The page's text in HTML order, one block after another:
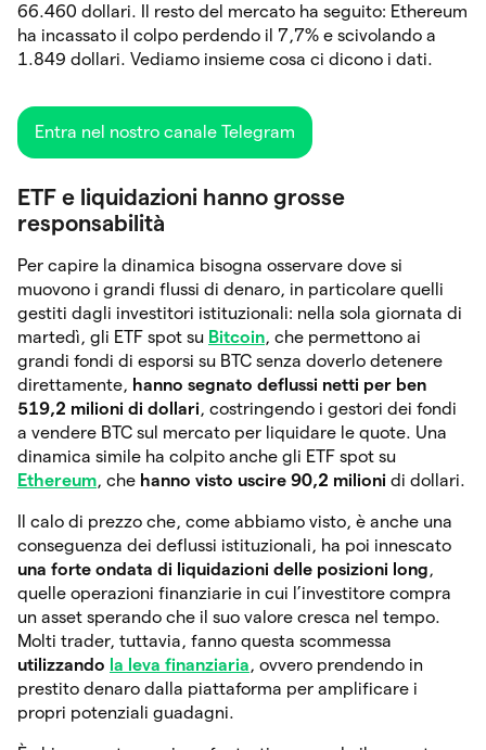
66.460 dollari. Il resto del mercato ha seguito: Ethereum
ha incassato il colpo perdendo il 7,7% e scivolando a
1.849 dollari. Vediamo insieme cosa ci dicono i dati.
Entra nel nostro canale Telegram
ETF e liquidazioni hanno grosse
responsabilità
Per capire la dinamica bisogna osservare dove si
muovono i grandi flussi di denaro, in particolare quelli
gestiti dagli investitori istituzionali: nella sola giornata di
martedì, gli ETF spot su Bitcoin, che permettono ai
grandi fondi di esporsi su BTC senza doverlo detenere
direttamente, hanno segnato deflussi netti per ben
519,2 milioni di dollari, costringendo i gestori dei fondi
a vendere BTC sul mercato per liquidare le quote. Una
dinamica simile ha colpito anche gli ETF spot su
Ethereum, che hanno visto uscire 90,2 milioni di dollari.
Il calo di prezzo che, come abbiamo visto, è anche una
conseguenza dei deflussi istituzionali, ha poi innescato
una forte ondata di liquidazioni delle posizioni long,
quelle operazioni finanziarie in cui l’investitore compra
un asset sperando che il suo valore cresca nel tempo.
Molti trader, tuttavia, fanno questa scommessa
utilizzando la leva finanziaria, ovvero prendendo in
prestito denaro dalla piattaforma per amplificare i
propri potenziali guadagni.